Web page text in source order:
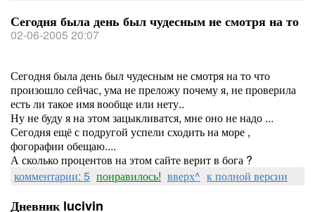
Сегодня была день был чудесным не смотря на то
02-06-2005 20:07
Сегодня была день был чудесным не смотря на то что
произошло сейчас, ума не преложу почему я, не проверила
есть ли такое имя вообще или нету..
Ну не буду я на этом зацыкливатся, мне оно не надо ...
Сегодня ещё с подругой успели сходить на море ,
фогорафии обещаю....
А сколько процентов на этом сайте верит в бога ?
комментарии: 5 понравилось! вверх^ к полной версии
Дневник lucivin